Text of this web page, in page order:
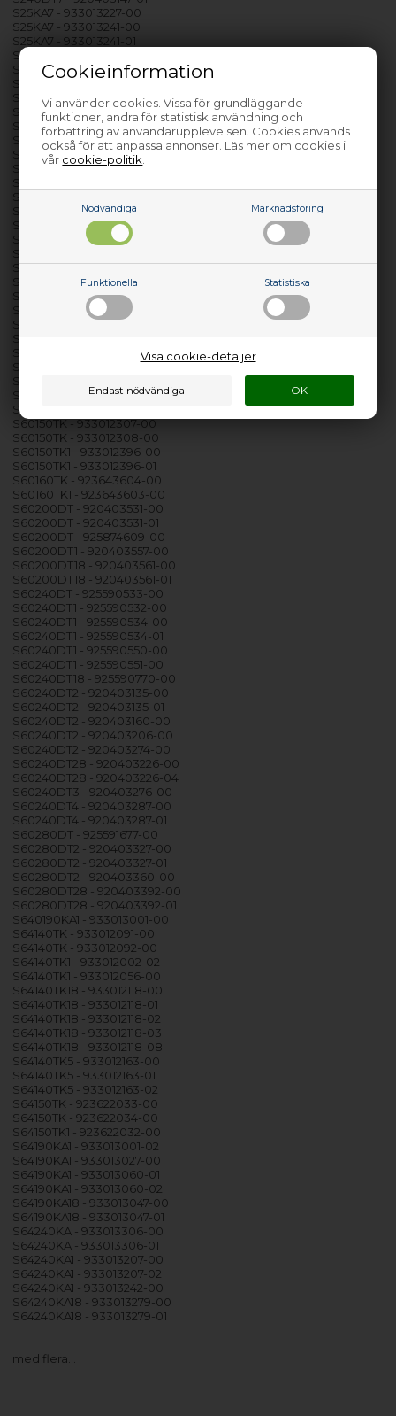
Cookieinformation
Vi använder cookies. Vissa för grundläggande
funktioner, andra för statistisk användning och
förbättring av användarupplevelsen. Cookies används
också för att anpassa annonser. Läs mer om cookies i
vår cookie-politik
Nödvändiga Marknadsföring
Funktionella Statistiska
Visa cookie-detaljer
S25KA7 - 933013227-00
S25KA7 - 933013241-00
S25KA7 - 933013241-01
S25KA78 - 933013278-00
S25KA78 - 933013278-01
S25KA78 - 933013278-02
S260KG - 925022050-00
S265KG - 925022051-00
S26KA7 - 933003450-00
S26KA7 - 933003458-00
S26KA78 - 933003469-00
S26KA78 - 933003469-01
S26KA78 - 933003469-02
S26KA78 - 933003469-03
S26KA78 - 933003469-04
S305KG - 925022258-00
S306KGEX - 925022265-00
S40130TK - 923520581-00
S40140TK - 923504764-00
S40150TK - 933012309-00
S40200DT - 920403545-00
S40200DT - 920403545-02
S40200DT8 - 920403560-00
S40200DT8 - 920403560-01
S40250KA - 933003451-00
S40322KG - 925931600-00
S44130TK - 923545780-00
S44130TK - 923545781-00
S44140TK - 933012093-01
S60150TK - 933012307-00
S60150TK - 933012308-00
S60150TK1 - 933012396-00
S60150TK1 - 933012396-01
S60160TK - 923643604-00
S60160TK1 - 923643603-00
S60200DT - 920403531-00
S60200DT - 920403531-01
S60200DT - 925874609-00
S60200DT1 - 920403557-00
S60200DT18 - 920403561-00
S60200DT18 - 920403561-01
S60240DT - 925590533-00
S60240DT1 - 925590532-00
S60240DT1 - 925590534-00
S60240DT1 - 925590534-01
S60240DT1 - 925590550-00
S60240DT1 - 925590551-00
S60240DT18 - 925590770-00
S60240DT2 - 920403135-00
S60240DT2 - 920403135-01
S60240DT2 - 920403160-00
S60240DT2 - 920403206-00
S60240DT2 - 920403274-00
S60240DT28 - 920403226-00
S60240DT28 - 920403226-04
S60240DT3 - 920403276-00
S60240DT4 - 920403287-00
S60240DT4 - 920403287-01
S60280DT - 925591677-00
S60280DT2 - 920403327-00
S60280DT2 - 920403327-01
S60280DT2 - 920403360-00
S60280DT28 - 920403392-00
S60280DT28 - 920403392-01
S640190KA1 - 933013001-00
S64140TK - 933012091-00
S64140TK - 933012092-00
S64140TK1 - 933012002-02
S64140TK1 - 933012056-00
S64140TK18 - 933012118-00
S64140TK18 - 933012118-01
S64140TK18 - 933012118-02
S64140TK18 - 933012118-03
S64140TK18 - 933012118-08
S64140TK5 - 933012163-00
S64140TK5 - 933012163-01
S64140TK5 - 933012163-02
S64150TK - 923622033-00
S64150TK - 923622034-00
S64150TK1 - 923622032-00
S64190KA1 - 933013001-02
S64190KA1 - 933013027-00
S64190KA1 - 933013060-01
S64190KA1 - 933013060-02
S64190KA18 - 933013047-00
S64190KA18 - 933013047-01
S64240KA - 933013306-00
S64240KA - 933013306-01
S64240KA1 - 933013207-00
S64240KA1 - 933013207-02
S64240KA1 - 933013242-00
S64240KA18 - 933013279-00
S64240KA18 - 933013279-01
med flera…